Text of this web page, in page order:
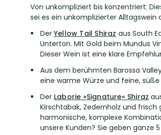
Von unkompliziert bis konzentriert:
sei es ein unkomplizierter
Der Yellow Tail Shiraz aus South
Unterton. Mit Gold beim Mundus
Dieser Wein ist eine klare
Aus dem berühmten Barossa
eine warme Würze und feine,
Der Laborie »Signature« Shiraz
Kirschtabak, Zedernholz und
harmonische, komplexe
unsere Kunden? Sie geben ganze